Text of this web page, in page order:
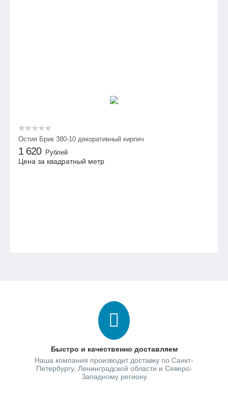
Остия Брик 380-10 декоративный кирпич
1 620 Рублей
Цена за квадратный метр
Быстро и качественно доставляем
Наша компания производит доставку по Санкт-
Петербургу, Ленинградской области и Северо-
Западному региону